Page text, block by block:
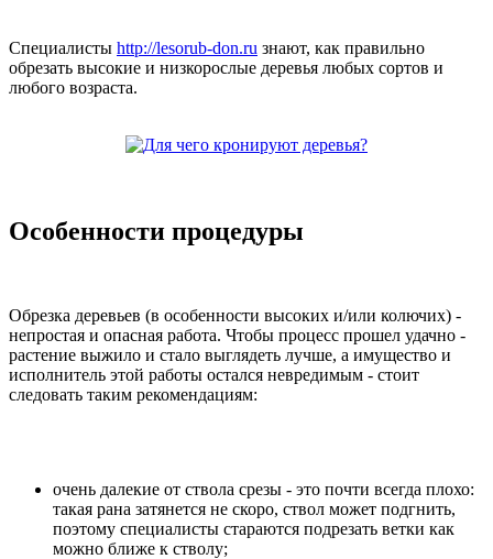
Специалисты http://lesorub-don.ru знают, как правильно
обрезать высокие и низкорослые деревья любых сортов и
любого возраста.
Особенности процедуры
Обрезка деревьев (в особенности высоких и/или колючих) -
непростая и опасная работа. Чтобы процесс прошел удачно -
растение выжило и стало выглядеть лучше, а имущество и
исполнитель этой работы остался невредимым - стоит
следовать таким рекомендациям:
очень далекие от ствола срезы - это почти всегда плохо:
такая рана затянется не скоро, ствол может подгнить,
поэтому специалисты стараются подрезать ветки как
можно ближе к стволу;